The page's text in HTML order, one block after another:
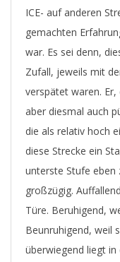
ICE- auf anderen
gemachten
war. Es sei denn,
Zufall, jeweils mit
verspätet waren.
aber diesmal auch
die als relativ hoch
diese Strecke ein
unterste Stufe eben
großzügig.
Türe. Beruhigend,
Beunruhigend, weil
überwiegend liegt in